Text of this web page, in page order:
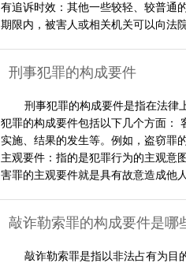
有追诉时效：其他一些较轻、较普通
期限内，被害人或相关机关可以向法
刑事犯罪的构成要件
刑事犯罪的构成要件是指在法律
犯罪的构成要件包括以下几个方面：
实施、结果的发生等。例如，盗窃罪
主观要件：指的是犯罪行为的主观意
害罪的主观要件就是具有故意造成他
敲诈勒索罪的构成要件是哪
敲诈勒索罪是指以非法占有为目